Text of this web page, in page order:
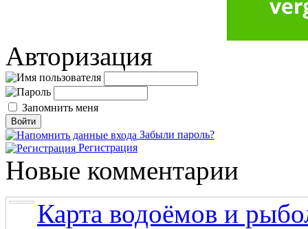
Авторизация
Запомнить меня
Забыли пароль?
Регистрация
Новые комментарии
Карта водоёмов и